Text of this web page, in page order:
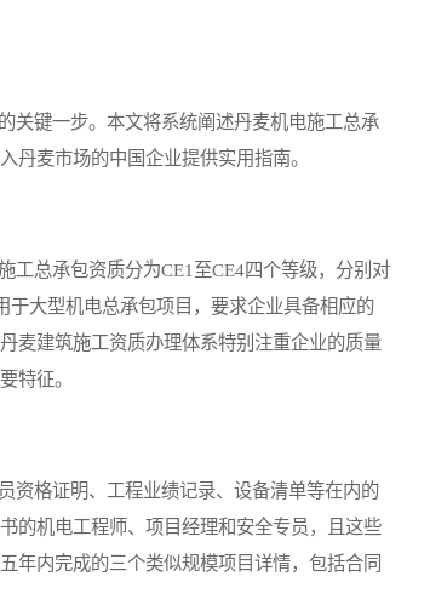
键一步。本文将系统阐述丹麦机电施工总承
丹麦市场的中国企业提供实用指南。
总承包资质分为CE1至CE4四个等级，分别对
于大型机电总承包项目，要求企业具备相应的
麦建筑施工资质办理体系特别注重企业的质量
特征。
格证明、工程业绩记录、设备清单等在内的
的机电工程师、项目经理和安全专员，且这些
年内完成的三个类似规模项目详情，包括合同